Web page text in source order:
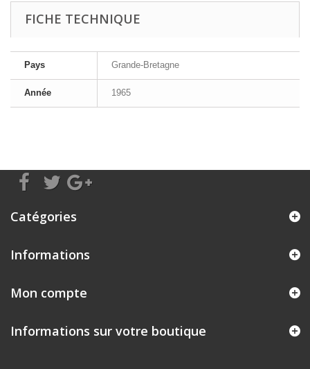
FICHE TECHNIQUE
Pays Grande-Bretagne
Année 1965
Catégories
Informations
Mon compte
Informations sur votre boutique